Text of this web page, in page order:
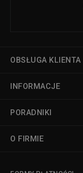
OBSŁUGA KLIENTA
INFORMACJE
PORADNIKI
O FIRMIE